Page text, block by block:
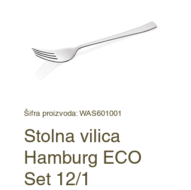
Šifra proizvoda: WAS601001
Stolna vilica
Hamburg ECO
Set 12/1